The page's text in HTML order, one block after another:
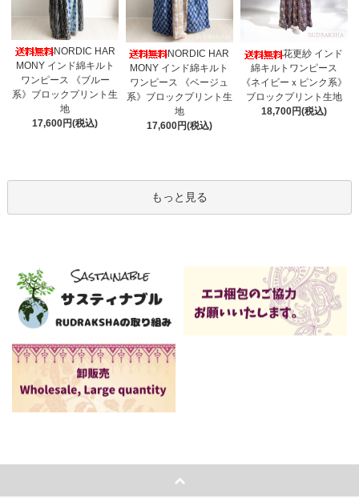
NORDIC HAR
MONY インド綿キルト
ワンピース 《ブルー
系》ブロックプリント生
地
17,600円(税込)
NORDIC HAR
MONY インド綿キルト
ワンピース 《ベージュ
系》ブロックプリント生
地
17,600円(税込)
花更紗 インド
綿キルトワンピース
《ネイビーｘピンク系》
ブロックプリント生地
18,700円(税込)
もっと見る